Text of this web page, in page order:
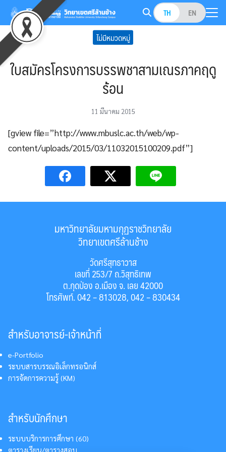
Skip
content
TH EN
Search
for: ไม่มีหมวดหมู่
ใบสมัครโครงการบรรพชาสามเณรภาคฤดู
ร้อน
11 มีนาคม 2015
[gview file=”http://www.mbuslc.ac.th/web/wp-
content/uploads/2015/03/11032015100209.pdf”]
มหาวิทยาลัยมหามกุฏราชวิทยาลัย
วิทยาเขตศรีล้านช้าง
วัดศรีสุทธาวาส
เลขที่ 253/7 ถ.วิสุทธิเทพ
ต.กุดป่อง อ.เมือง จ. เลย 42000
โทรศัพท์. 042 – 813028, 042 – 830434
สำหรับอาจารย์-เจ้าหน้าที่
e-Portfolio
ระบบสารบรรณอิเล็กทรอนิกส์
การจัดการความรู้ (KM)
สำหรับนักศึกษา
ระบบบริการการศึกษา (60)
ตารางเรียน/ตารางสอบ